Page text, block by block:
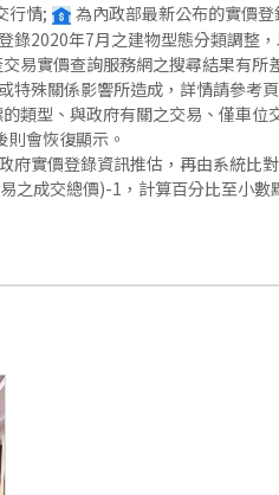
行情; 為內政部最新公布的實價登
錄2020年7月之建物型態分類調整
易實價查詢服務網之搜尋結果有所
特殊關係影響所造成，詳情請參
類型、與政府有關之交易、僅車
會恢復顯示。
府實價登錄資訊推估，再由系統
之成交總價)-1，計算百分比至小